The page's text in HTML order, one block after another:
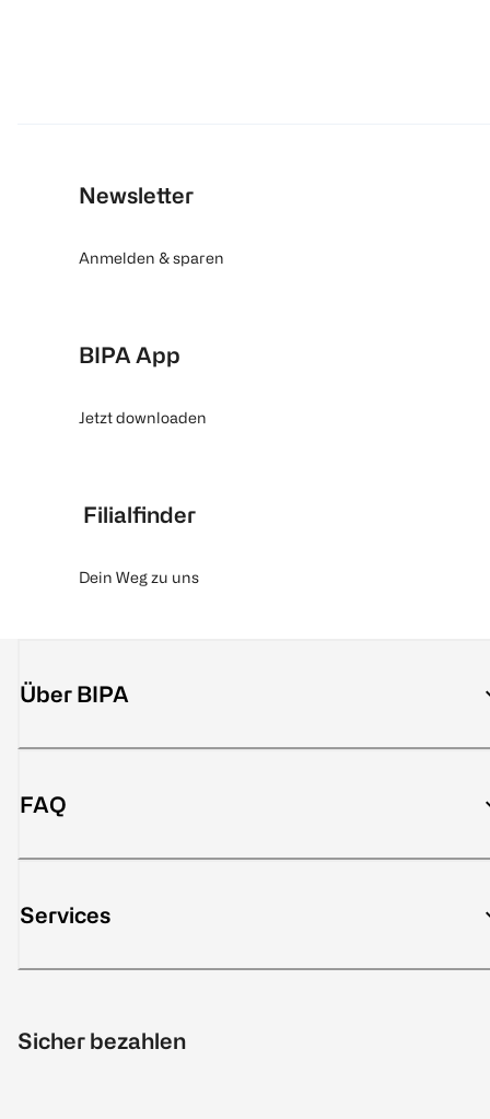
Newsletter
Anmelden & sparen
BIPA App
Jetzt downloaden
Filialfinder
Dein Weg zu uns
Über BIPA
FAQ
Services
Sicher bezahlen